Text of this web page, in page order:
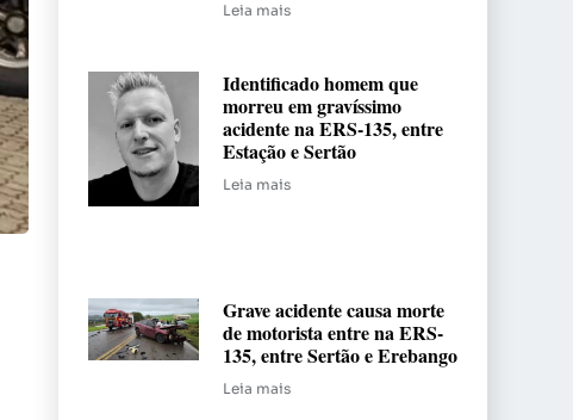
Leia mais
Identificado homem que
morreu em gravíssimo
acidente na ERS-135, entre
Estação e Sertão
Leia mais
Grave acidente causa morte
de motorista entre na ERS-
135, entre Sertão e Erebango
Leia mais